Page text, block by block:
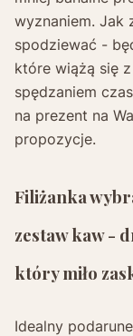
wyznaniem. Jak
spodziewać -
które wiążą się
spędzaniem
na prezent na
propozycje.
Filiżanka
zestaw kaw -
który miło
Idealny